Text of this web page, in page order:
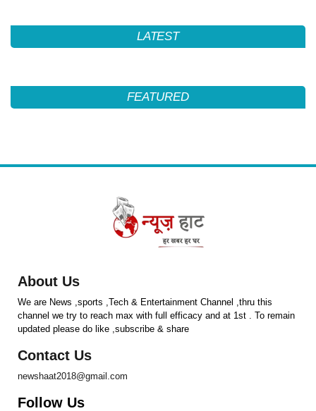
LATEST
FEATURED
About Us
We are News ,sports ,Tech & Entertainment Channel ,thru this
channel we try to reach max with full efficacy and at 1st . To remain
updated please do like ,subscribe & share
Contact Us
newshaat2018@gmail.com
Follow Us